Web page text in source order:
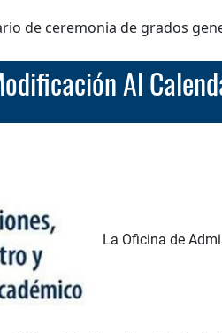
de ceremonia de grados
Modificación Al
La Oficina de